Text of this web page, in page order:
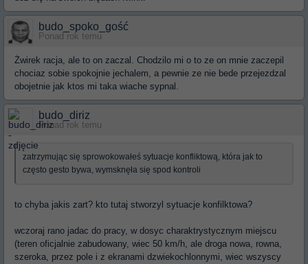
budo_spoko_gość
Ponad rok temu
Żwirek racja, ale to on zaczal. Chodzilo mi o to ze on mnie zaczepil
chociaz sobie spokojnie jechalem, a pewnie ze nie bede przejezdzal
obojetnie jak ktos mi taka wiache sypnal.
budo_diriz
Ponad rok temu
zatrzymując się sprowokowałeś sytuacje konfliktową, która jak to
często gesto bywa, wymsknęła się spod kontroli
to chyba jakis zart? kto tutaj stworzyl sytuacje konfilktowa?
wczoraj rano jadac do pracy, w dosyc charaktrystycznym miejscu
(teren oficjalnie zabudowany, wiec 50 km/h, ale droga nowa, rowna,
szeroka, przez pole i z ekranami dzwiekochlonnymi, wiec wszyscy